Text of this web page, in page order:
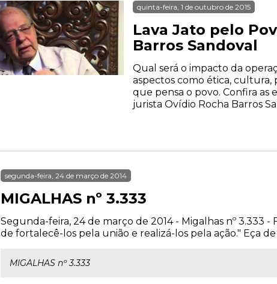
quinta-feira, 1 de outubro de 2015
Lava Jato pelo
Barros Sandoval
Qual será o impacto da
aspectos como ética, cultura,
que pensa o povo. Confira as
jurista Ovídio Rocha Barros
segunda-feira, 24 de março de 2014
MIGALHAS nº 3.333
Segunda-feira, 24 de março de 2014 - Migalhas nº 3.333
de fortalecê-los pela união e realizá-los pela ação." Eça
MIGALHAS nº 3.333